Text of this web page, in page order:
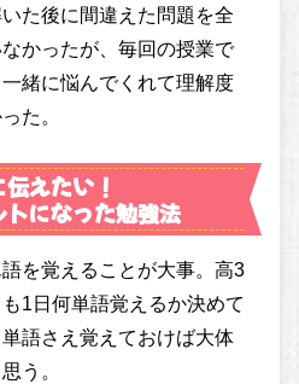
た後に間違えた問題を全
かったが、毎回の授業で
緒に悩んでくれて理解度
た。
えたい！
になった勉強法
を覚えることが大事。高3
1日何単語覚えるか決めて
語さえ覚えておけば大体
う。